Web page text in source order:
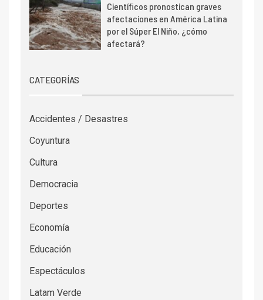
Científicos pronostican graves
afectaciones en América Latina
por el Súper El Niño, ¿cómo
afectará?
CATEGORÍAS
Accidentes / Desastres
Coyuntura
Cultura
Democracia
Deportes
Economía
Educación
Espectáculos
Latam Verde